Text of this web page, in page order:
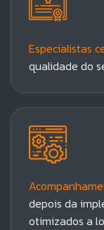
Especialistas
qualidade do
depois da
otimizados a